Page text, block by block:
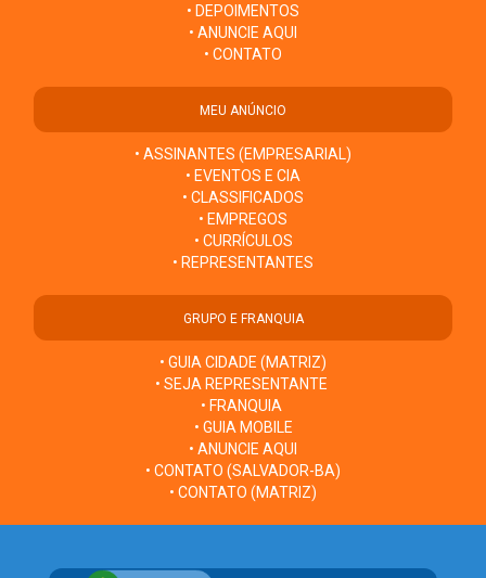
• DEPOIMENTOS
• ANUNCIE AQUI
• CONTATO
MEU ANÚNCIO
• ASSINANTES (EMPRESARIAL)
• EVENTOS E CIA
• CLASSIFICADOS
• EMPREGOS
• CURRÍCULOS
• REPRESENTANTES
GRUPO E FRANQUIA
• GUIA CIDADE (MATRIZ)
• SEJA REPRESENTANTE
• FRANQUIA
• GUIA MOBILE
• ANUNCIE AQUI
• CONTATO (SALVADOR-BA)
• CONTATO (MATRIZ)